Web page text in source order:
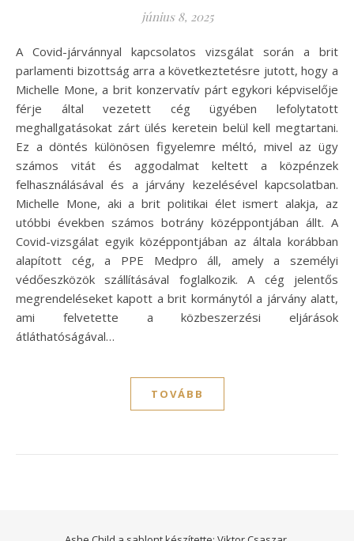
június 8, 2025
A Covid-járvánnyal kapcsolatos vizsgálat során a brit
parlamenti bizottság arra a következtetésre jutott, hogy a
Michelle Mone, a brit konzervatív párt egykori képviselője
férje által vezetett cég ügyében lefolytatott
meghallgatásokat zárt ülés keretein belül kell megtartani.
Ez a döntés különösen figyelemre méltó, mivel az ügy
számos vitát és aggodalmat keltett a közpénzek
felhasználásával és a járvány kezelésével kapcsolatban.
Michelle Mone, aki a brit politikai élet ismert alakja, az
utóbbi években számos botrány középpontjában állt. A
Covid-vizsgálat egyik középpontjában az általa korábban
alapított cég, a PPE Medpro áll, amely a személyi
védőeszközök szállításával foglalkozik. A cég jelentős
megrendeléseket kapott a brit kormánytól a járvány alatt,
ami felvetette a közbeszerzési eljárások
átláthatóságával…
TOVÁBB